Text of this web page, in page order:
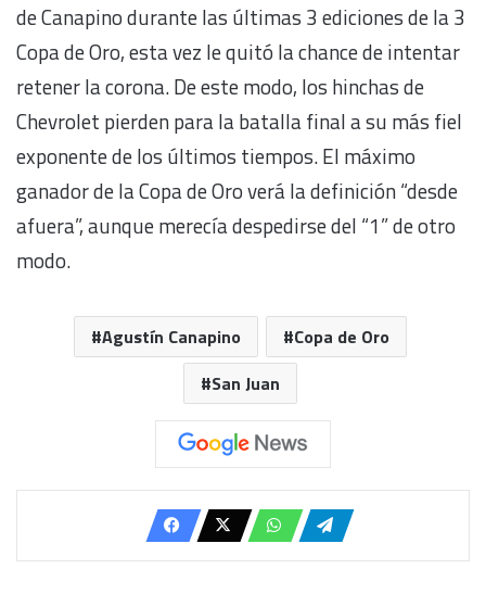
de Canapino durante las últimas 3 ediciones de la 3
Copa de Oro, esta vez le quitó la chance de intentar
retener la corona. De este modo, los hinchas de
Chevrolet pierden para la batalla final a su más fiel
exponente de los últimos tiempos. El máximo
ganador de la Copa de Oro verá la definición “desde
afuera”, aunque merecía despedirse del “1” de otro
modo.
Agustín Canapino
Copa de Oro
San Juan